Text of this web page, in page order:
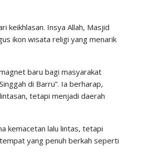
keikhlasan. Insya Allah, Masjid
ikon wisata religi yang menarik
baru bagi masyarakat
di Barru”. Ia berharap,
tetapi menjadi daerah
kemacetan lalu lintas, tetapi
yang penuh berkah seperti